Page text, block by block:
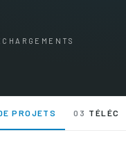
PROJETS 03